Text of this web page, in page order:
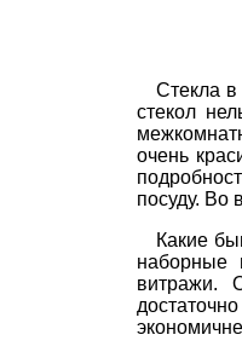
Стекла
стекол
очень
посуду. Во
Какие
наборные
витражи.